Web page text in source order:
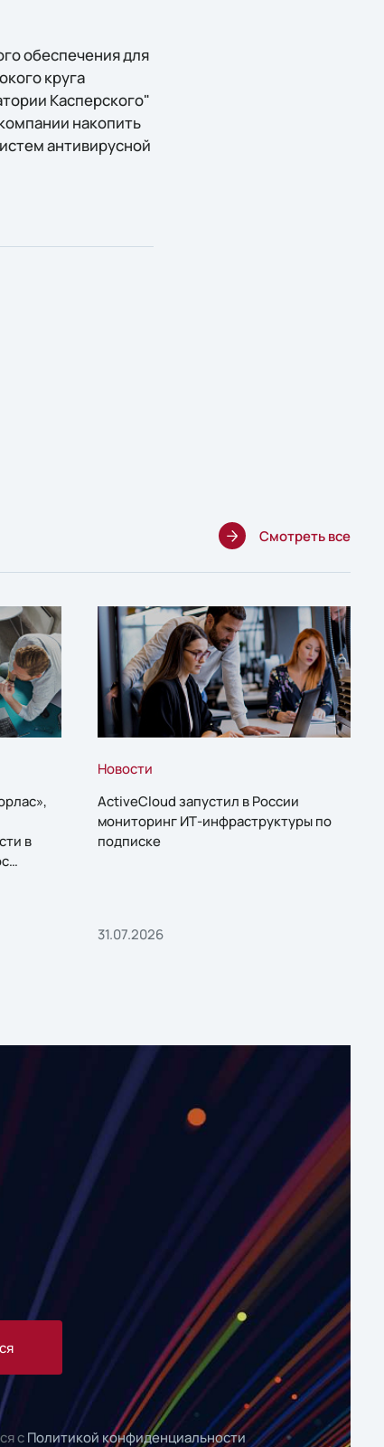
обеспечения для
круга
Касперского"
накопить
антивирусной
Смотреть все
в
Новости
ActiveCloud запустил в России
мониторинг ИТ-инфраструктуры по
подписке
31.07.2026
сПолитикой конфиденциальности